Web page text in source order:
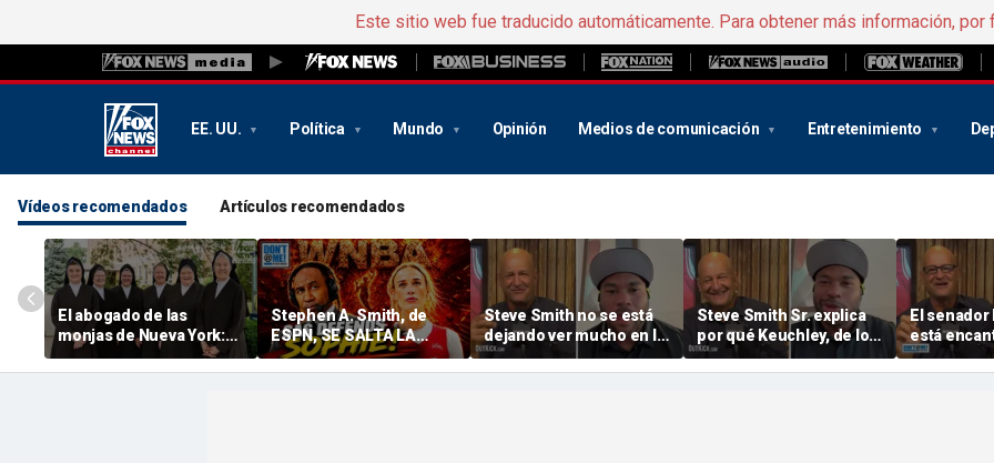
Este sitio web fue traducido automáticamente. Para obtener más información, por
EE. UU. Política Mundo Opinión Medios de comunicación Entretenimiento
Vídeos recomendados Artículos recomendados
El abogado de las
monjas de Nueva York:
«Si te importa la libertad,
deberías interesarte por
Stephen A. Smith, de
ESPN, SE SALTA LA
LÍNEA OFICIAL DE LA
EMPRESA y DEFENDE a
Steve Smith no se está
dejando ver mucho en lo
que respecta a su papel
en ESPN | No me mandes
Steve Smith Sr. explica
por qué Keuchley, de los
« Luke », es un jugador
digno del Salón de la
El senador
está
contar con
« SEC » y la «Big Ten»